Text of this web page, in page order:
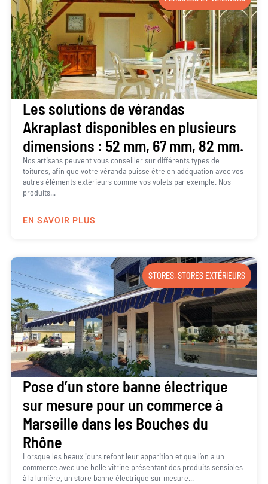
Les solutions de vérandas
Akraplast disponibles en plusieurs
dimensions : 52 mm, 67 mm, 82 mm.
Nos artisans peuvent vous conseiller sur différents types de
toitures, afin que votre véranda puisse être en adéquation avec vos
autres éléments extérieurs comme vos volets par exemple. Nos
produits...
EN SAVOIR PLUS
STORES,STORES EXTÉRIEURS
Pose d’un store banne électrique
sur mesure pour un commerce à
Marseille dans les Bouches du
Rhône
Lorsque les beaux jours refont leur apparition et que l’on a un
commerce avec une belle vitrine présentant des produits sensibles
à la lumière, un store banne électrique sur mesure...